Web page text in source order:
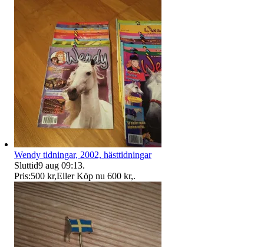
Wendy tidningar, 2002, hästtidningar
Sluttid9 aug 09:13.
Pris:500 kr,Eller Köp nu 600 kr,.